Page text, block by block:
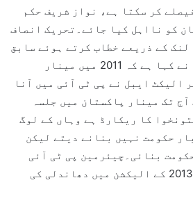
کر سکتا ہے، نواز شریف حکم
کو نااہل کیا جائے۔تحریک انصاف
کے ذریعے خطاب کرتے ہوئے سابق
وزیر اعظم عمران خان نے کہا ہے کہ 2011 میں مینار
الیکٹ ایبل نے پی ٹی آئی میں آنا
تک مینار پاکستان میں جلسہ
کا ریکارڈ ہے وہاں کے لوگ
حکومت نہیں بنانے دیتے لیکن
بنائی۔چیئرمین پی ٹی آئی
عمران خان نے کہا کہ 2013 کے الیکشن میں دھاندلی کی